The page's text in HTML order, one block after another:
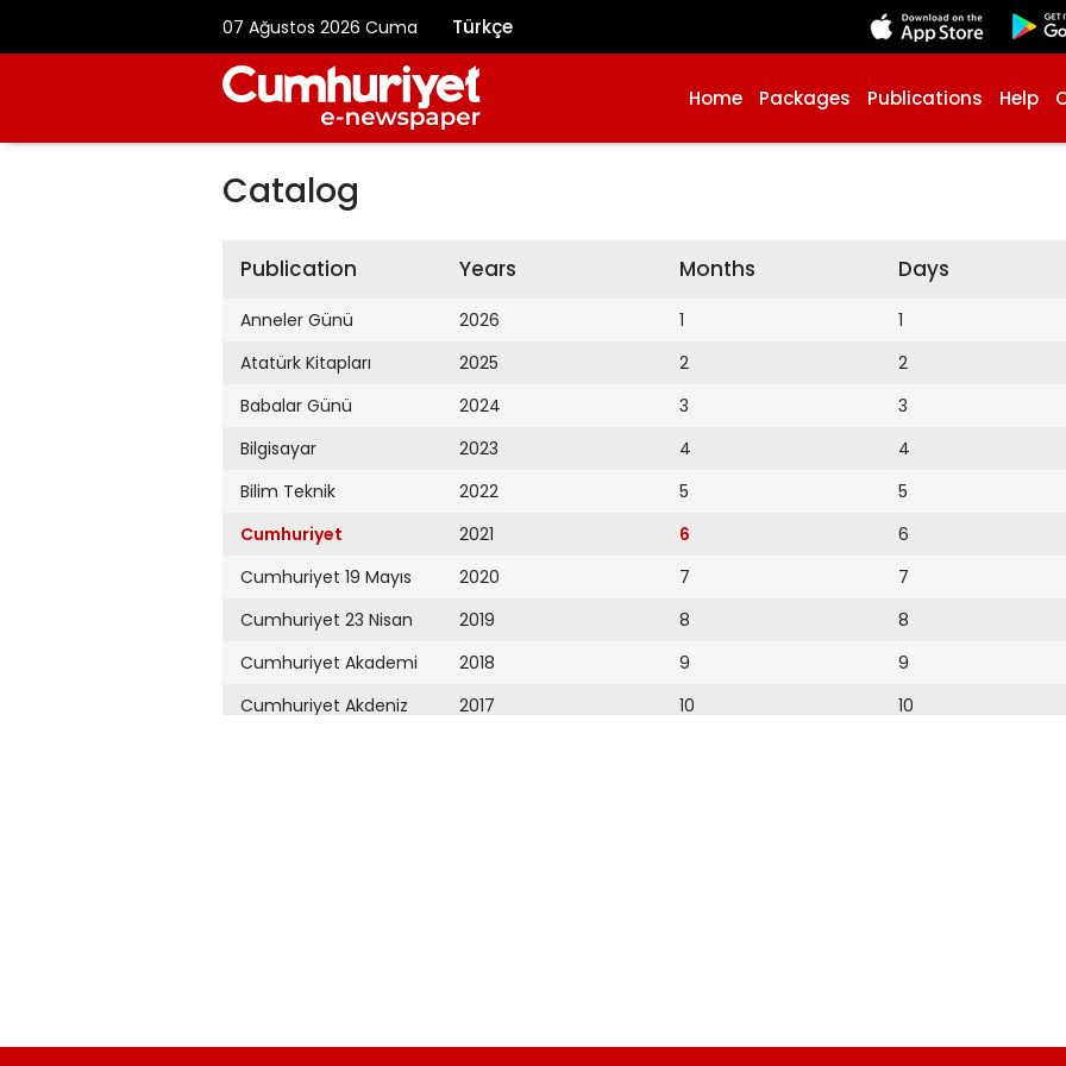
07 Ağustos 2026 Cuma Türkçe
Home Packages Publications Help
Catalog
Publication
Anneler Günü
Atatürk Kitapları
Babalar Günü
Bilgisayar
Bilim Teknik
Cumhuriyet
Cumhuriyet 19 Mayıs
Cumhuriyet 23 Nisan
Cumhuriyet Akademi
Cumhuriyet Akdeniz
Cumhuriyet Çevre
Years
2026
2025
2024
2023
2022
2021
2020
2019
2018
2017
2009
Months
1
2
3
4
5
6
7
8
9
10
Days
1
2
3
4
5
6
7
8
9
10
18